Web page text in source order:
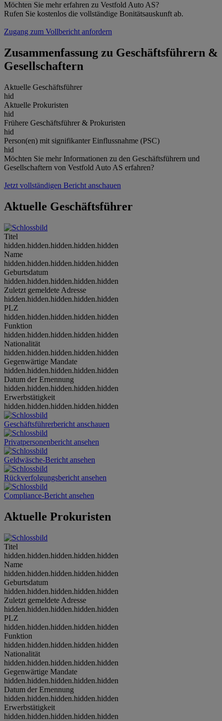
Möchten Sie mehr erfahren zu Vestfold Auto AS?
Rufen Sie kostenlos die vollständige Bonitätsauskunft ab.
Zugang zum Vollbericht anfordern
Zusammenfassung zu Geschäftsführern &
Gesellschaftern
Aktuelle Geschäftsführer
hid
Aktuelle Prokuristen
hid
Frühere Geschäftsführer & Prokuristen
hid
Person(en) mit signifikanter Einflussnahme (PSC)
hid
Möchten Sie mehr Informationen zu den Geschäftsführern und
Gesellschaftern von Vestfold Auto AS erfahren?
Jetzt vollständigen Bericht anschauen
Aktuelle Geschäftsführer
Titel
hidden.hidden.hidden.hidden.hidden
Name
hidden.hidden.hidden.hidden.hidden
Geburtsdatum
hidden.hidden.hidden.hidden.hidden
Zuletzt gemeldete Adresse
hidden.hidden.hidden.hidden.hidden
PLZ
hidden.hidden.hidden.hidden.hidden
Funktion
hidden.hidden.hidden.hidden.hidden
Nationalität
hidden.hidden.hidden.hidden.hidden
Gegenwärtige Mandate
hidden.hidden.hidden.hidden.hidden
Datum der Ernennung
hidden.hidden.hidden.hidden.hidden
Erwerbstätigkeit
hidden.hidden.hidden.hidden.hidden
Geschäftsführerbericht anschauen
Privatpersonenbericht ansehen
Geldwäsche-Bericht ansehen
Rückverfolgungsbericht ansehen
Compliance-Bericht ansehen
Aktuelle Prokuristen
Titel
hidden.hidden.hidden.hidden.hidden
Name
hidden.hidden.hidden.hidden.hidden
Geburtsdatum
hidden.hidden.hidden.hidden.hidden
Zuletzt gemeldete Adresse
hidden.hidden.hidden.hidden.hidden
PLZ
hidden.hidden.hidden.hidden.hidden
Funktion
hidden.hidden.hidden.hidden.hidden
Nationalität
hidden.hidden.hidden.hidden.hidden
Gegenwärtige Mandate
hidden.hidden.hidden.hidden.hidden
Datum der Ernennung
hidden.hidden.hidden.hidden.hidden
Erwerbstätigkeit
hidden.hidden.hidden.hidden.hidden